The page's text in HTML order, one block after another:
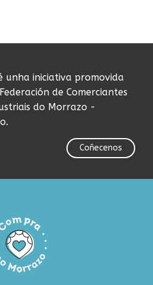
unha iniciativa promovida
de Comerciantes
do Morrazo -
Coñecenos